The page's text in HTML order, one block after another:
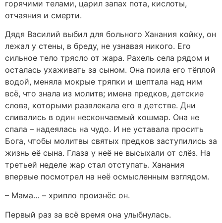
горячими телами, царил запах пота, кислоты,
отчаяния и смерти.
Дядя Василий выбил для больного Ханания койку, он
лежал у стены, в бреду, не узнавая никого. Его
сильное тело трясло от жара. Рахель села рядом и
осталась ухаживать за сыном. Она поила его тёплой
водой, меняла мокрые тряпки и шептала над ним
всё, что знала из молитв; имена предков, детские
слова, которыми развлекала его в детстве. Дни
сливались в один нескончаемый кошмар. Она не
спала – надеялась на чудо. И не уставала просить
Бога, чтобы молитвы святых предков заступились за
жизнь её сына. Глаза у неё не высыхали от слёз. На
третьей неделе жар стал отступать. Ханания
впервые посмотрел на неё осмысленным взглядом.
– Мама… – хрипло произнёс он.
Первый раз за всё время она улыбнулась.